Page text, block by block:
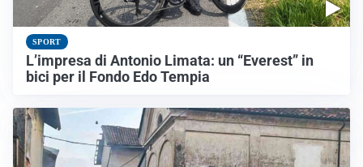
SPORT
L’impresa di Antonio Limata: un “Everest” in
bici per il Fondo Edo Tempia